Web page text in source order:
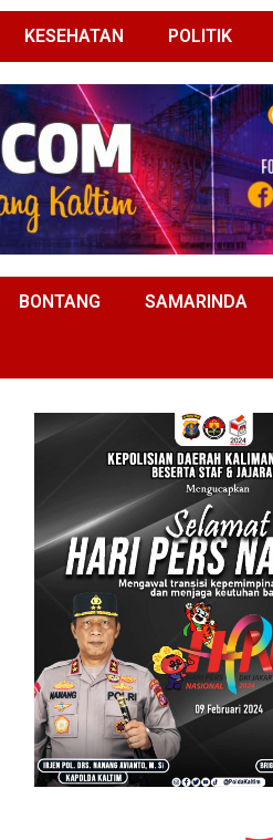
KESEHATAN POLITIK
BONTANG SAMARINDA